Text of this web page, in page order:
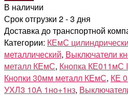
В наличии
Срок отгрузки 2 - 3 дня
Доставка до транспортной
Категории: КЕмС
металлический, Выключатели
металл КЕмС, Кнопка КЕ011мС
Кнопки 30мм металл КЕмС, КЕ
УХЛ3 10А 1но+1нз,